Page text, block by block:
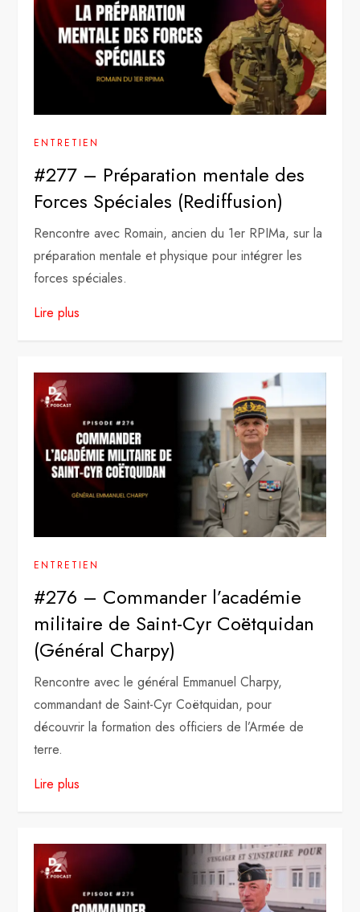
ENTRETIEN
#277 – Préparation mentale des
Forces Spéciales (Rediffusion)
Rencontre avec Romain, ancien du 1er RPIMa, sur la
préparation mentale et physique pour intégrer les
forces spéciales.
Lire plus
ENTRETIEN
#276 – Commander l’académie
militaire de Saint-Cyr Coëtquidan
(Général Charpy)
Rencontre avec le général Emmanuel Charpy,
commandant de Saint-Cyr Coëtquidan, pour
découvrir la formation des officiers de l’Armée de
terre.
Lire plus